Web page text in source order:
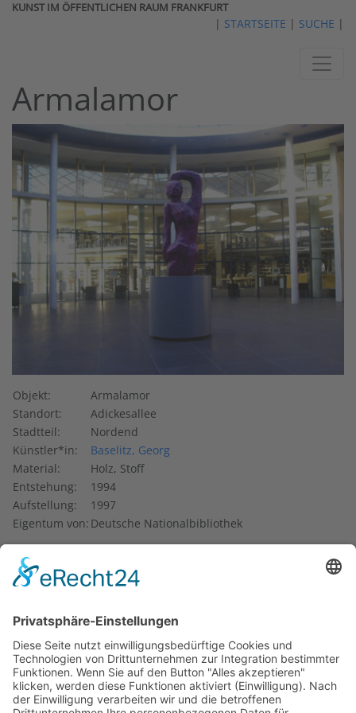
KUNST IM ÖFFENTLICHEN RAUM FRANKFURT
| STARTSEITE | SUCHE |
Armalamor
Objekt:
Armalamor
Standort:
Adickesallee
Stadtteil:
Nordend
Künstler*in:
Baselitz, Georg
Material:
Holz, Stoff
Entstehung:
1994
Aufstellung:
1997
Eigentum von: Deutsche Nationalbibliothek
in Frankfurt eingeweiht. Das moderne Gebäude war auch
ein Symbol für das neue Selbstverständnis der Bibliothek:
Ost und West. Dabei räumte man der Kunst am Bau eine
Foyer von einem Werk von Georg Baselitz begrüßt, der
SkulpturArmalamor.
Die weibliche Figur ist in groben Zügen aus einem
Eichenstamm herausgeschnitzt und -gehauen. Sie ist mit